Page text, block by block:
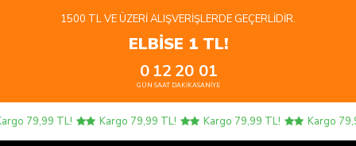
1500 TL VE ÜZERI ALIŞVERIŞLERDE GEÇERLIDIR.
ELBİSE 1 TL!
0
GÜN
12
SAAT
20
DAKIKA
00
SANIYE
79,99 TL! Kargo 79,99 TL! Kargo 79,99 TL! Kargo